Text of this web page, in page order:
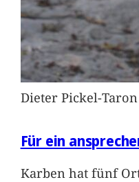
Dieter Pickel-
Für ein
Karben hat fünf